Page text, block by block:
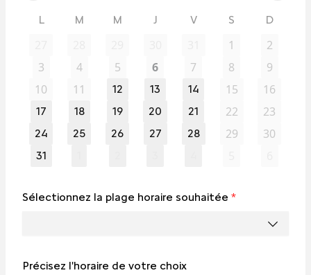
L M M J V S D
1
2
3
4 5 6 7 8
9
10
11 12 13 14 15 16
17 18 19 20 21 22 23
24 25 26 27 28 29 30
31
Sélectionnez la plage horaire souhaitée *
Précisez l'horaire de votre choix